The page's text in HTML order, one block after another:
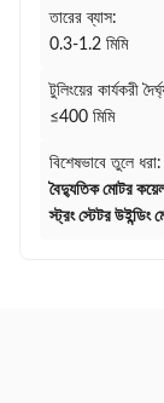
তারের ব্যাস:
0.3-1.2 মিমি
টুলিংয়ের কার্যকরী
≤400 মিমি
বিশেষভাবে তুলে ধরা:
বৈদ্যুতিক মোটর কয়েল
স্ট্রং স্টেটর উইন্ডিং